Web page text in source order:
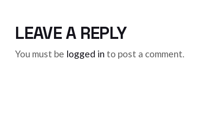
LEAVE A REPLY
You must be logged in to post a comment.